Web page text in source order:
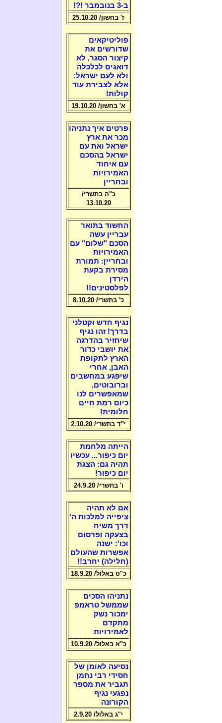
ב-3 בנובמבר !?!
ז' בחשון/ 25.10.20
פוליטיקאים
שדורשים את
קיצור הסגר, לא
דואגים לכלכלה
ולא לעם ישראל:
אלא לצבירת עוד
קולות!
א' בחשון/ 19.10.20
פרטים איך נתניהו
מכר את ארץ
ישראל ואת עם
ישראל בהסכם
עם איחוד
האמירויות
ובחריין
כ"ה בתשרי/
13.10.20
החשוד בתואר
עבריין עשה
הסכם "שלום" עם
האמירויות
ובחריין: תמורת
מסירת בקעת
הירדן
לפלסטינים!!
כ' בתשרי/ 8.10.20
נגיף חדש וקטלני
בדרך! זהו נגיף
שיחזיר בהדרגה
את יושבי כדור
הארץ לתקופת
האבן, אחרי
שיפגע במחשבים
וברובוטים,
שמאפשרים לנו
כיום רמת חיים
חלומית!
י"ד בתשרי/ 2.10.20
הייתה מלחמת
יום כיפור... עכשיו
תהיה גם: הצגת
יום כיפור!
ו' בתשרי/ 24.9.20
אם לא תהיה
ציפייה למלכות ה'
דרך משיח
בצעקה ופרסום
וכו': ישנה
אפשרות שהעולם
(חלילה) יחרב!!
כ"ט באלול/ 18.9.20
נתניהו הסכים
שממשל טראמפ
ימכור נשק
מתקדם
לאמירויות
כ"א באלול/ 10.9.20
נסיעה לאומן של
חסידי רבי נחמן
תגביר את מספר
נפגעי נגיף
הקורונה
י"ג באלול/ 2.9.20